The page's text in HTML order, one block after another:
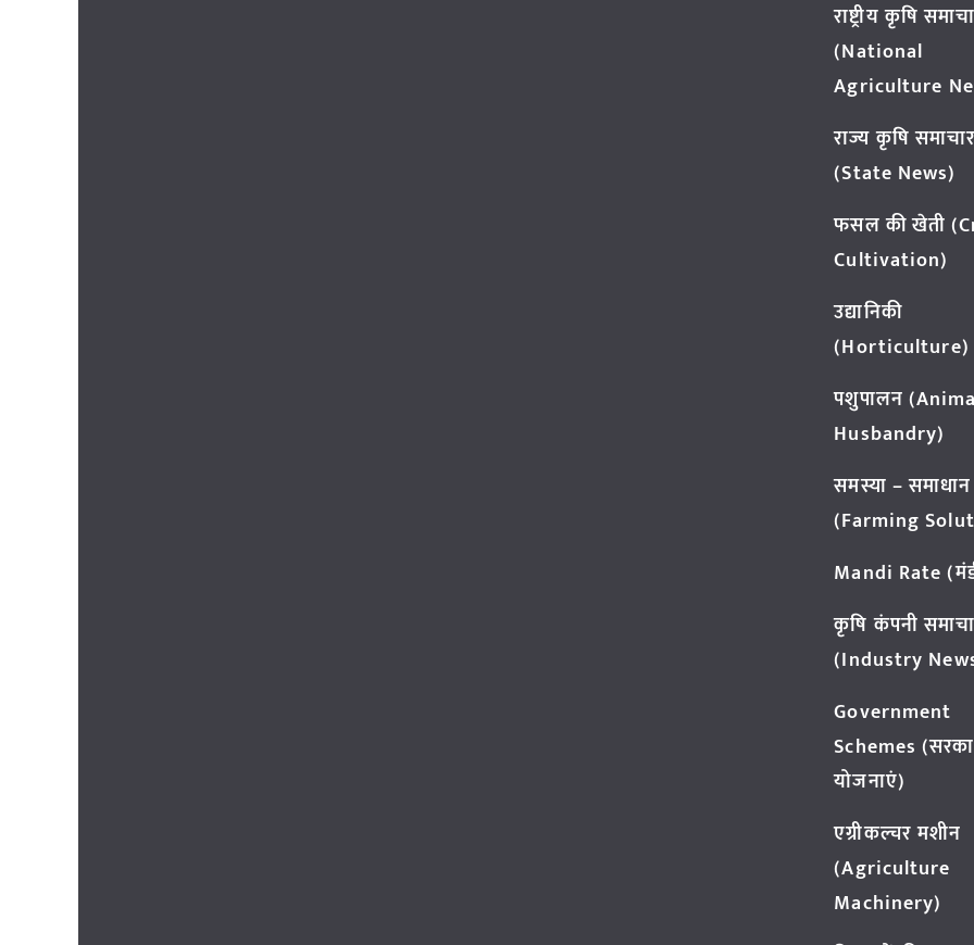
राष्ट्रीय कृषि
(National
Agriculture
राज्य कृषि समाचार
(State News)
फसल की खेती
Cultivation)
उद्यानिकी
(Horticulture)
पशुपालन
Husbandry)
समस्या – समाधान
(Farming
Mandi Rate
कृषि कंपनी
(Industry
Government
Schemes
योजनाएं)
एग्रीकल्चर मशीन
(Agriculture
Machinery)